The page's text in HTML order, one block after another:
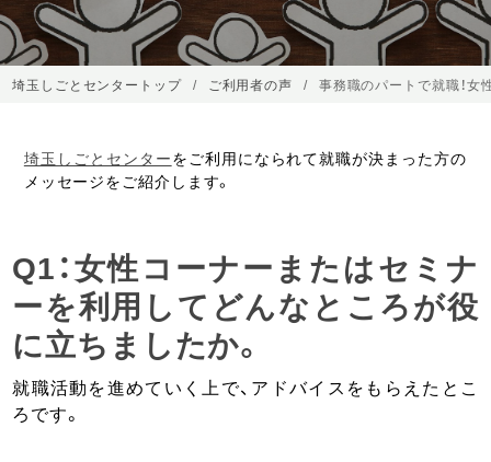
埼玉しごとセンタートップ ご利用者の声 事務職のパートで就職！女
埼玉しごとセンターをご利用になられて就職が決まった方の
メッセージをご紹介します。
Q1：女性コーナーまたはセミナ
ーを利用してどんなところが役
に立ちましたか。
就職活動を進めていく上で、アドバイスをもらえたとこ
ろです。